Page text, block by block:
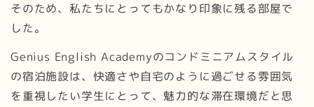
そのため、私たちにとってもかなり印象に残る部屋で
した。
Genius English Academyのコンドミニアムスタイル
の宿泊施設は、快適さや自宅のように過ごせる雰囲気
を重視したい学生にとって、魅力的な滞在環境だと思